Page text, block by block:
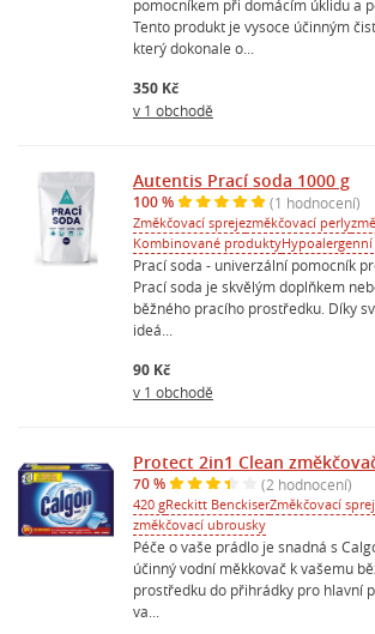
pomocníkem při domácím úklidu a
Tento produkt je vysoce účinným
který dokonale o...
350 Kč
v 1 obchodě
Autentis Prací soda 1000 g
100 % (1 hodnocení)
Změkčovací sprejezměkčovací perly
Kombinované produkty
Prací soda - univerzální pomocník
Prací soda je skvělým doplňkem
běžného pracího prostředku. Díky
ideá...
90 Kč
v 1 obchodě
Protect 2in1 Clean
70 % (2 hodnocení)
420 gReckitt BenckiserZměkčovací
změkčovací ubrousky
Péče o vaše prádlo je snadná s
účinný vodní měkkovač k vašemu
prostředku do přihrádky pro hlavní
va...